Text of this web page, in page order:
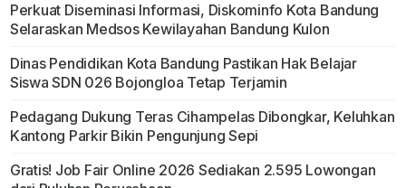
Perkuat Diseminasi Informasi, Diskominfo Kota Bandung
Selaraskan Medsos Kewilayahan Bandung Kulon
Dinas Pendidikan Kota Bandung Pastikan Hak Belajar
Siswa SDN 026 Bojongloa Tetap Terjamin
Pedagang Dukung Teras Cihampelas Dibongkar, Keluhkan
Kantong Parkir Bikin Pengunjung Sepi
Gratis! Job Fair Online 2026 Sediakan 2.595 Lowongan